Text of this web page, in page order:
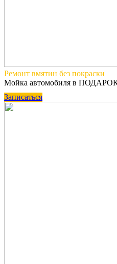
Ремонт вмятин без покраски
Мойка автомобиля в
Записаться